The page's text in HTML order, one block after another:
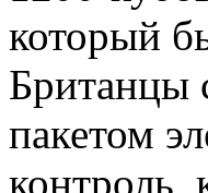
который
Британцы
пакетом
контроль,